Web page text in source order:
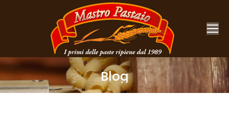
Blog
You are here: